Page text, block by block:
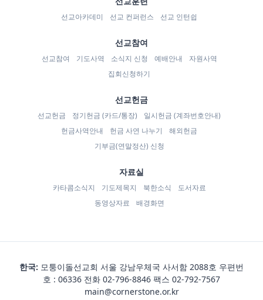
선교아카데미 선교 컨퍼런스 선교 인턴쉽
선교참여
선교참여 기도사역 소식지 신청 예배안내
자원사역
집회신청하기
선교헌금
선교헌금 정기헌금 (카드/통장)
일시헌금 (계좌번호안내)
헌금사역안내
헌금 사연 나누기
해외헌금
기부금(연말정산) 신청
자료실
카타콤소식지 기도제목지 북한소식
도서자료
동영상자료
배경화면
한국: 모퉁이돌선교회 서울 강남우체국 사서함 2088호 우편번
호 : 06336 전화 02-796-8846 팩스 02-792-7567
main@cornerstone.or.kr